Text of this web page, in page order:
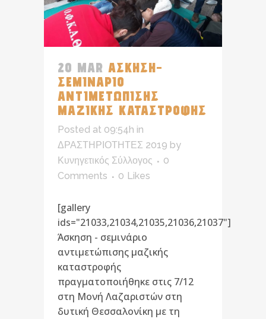
20 MAR ΑΣΚΗΣΗ-
ΣΕΜΙΝΑΡΙΟ
ΑΝΤΙΜΕΤΩΠΙΣΗΣ
ΜΑΖΙΚΗΣ ΚΑΤΑΣΤΡΟΦΗΣ
Posted at 09:54h in
ΔΡΑΣΤΗΡΙΟΤΗΤΕΣ 2019 by
Κυνηγετικός Σύλλογος
0
Comments
0 Likes
[gallery
ids="21033,21034,21035,21036,21037"]
Άσκηση - σεμινάριο
αντιμετώπισης μαζικής
καταστροφής
πραγματοποιήθηκε στις 7/12
στη Μονή Λαζαριστών στη
δυτική Θεσσαλονίκη με τη